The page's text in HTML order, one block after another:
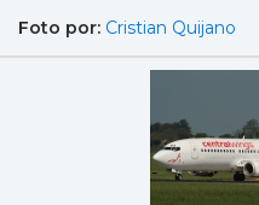
Foto por: Cristian Quijano